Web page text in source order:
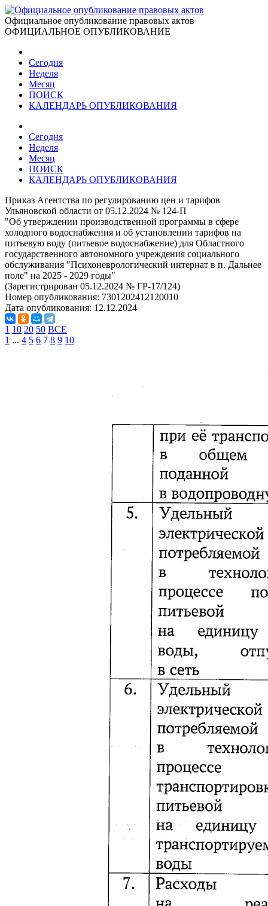
Официальное опубликование правовых актов
ОФИЦИАЛЬНОЕ ОПУБЛИКОВАНИЕ
Сегодня
Неделя
Месяц
ПОИСК
КАЛЕНДАРЬ ОПУБЛИКОВАНИЯ
Сегодня
Неделя
Месяц
ПОИСК
КАЛЕНДАРЬ ОПУБЛИКОВАНИЯ
Приказ Агентства по регулированию цен и тарифов
Ульяновской области от 05.12.2024 № 124-П
"Об утверждении производственной программы в сфере
холодного водоснабжения и об установлении тарифов на
питьевую воду (питьевое водоснабжение) для Областного
государственного автономного учреждения социального
обслуживания "Психоневрологический интернат в п. Дальнее
поле" на 2025 - 2029 годы"
(Зарегистрирован 05.12.2024 № ГР-17/124)
Номер опубликования: 7301202412120010
Дата опубликования: 12.12.2024
1 10 20 50 ВСЕ
1 ... 4 5 6 7 8 9 10